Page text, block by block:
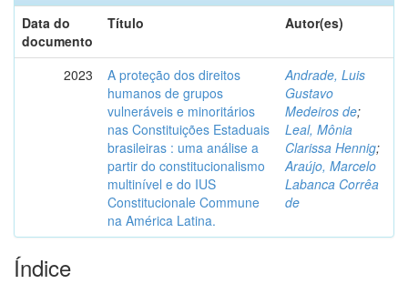
Data do
documento
Título Autor(es)
2023
A proteção dos direitos
humanos de grupos
vulneráveis e minoritários
nas Constituições Estaduais
brasileiras : uma análise a
partir do constitucionalismo
multinível e do IUS
Constitucionale Commune
na América Latina.
Andrade, Luis
Gustavo
Medeiros de;
Leal, Mônia
Clarissa Hennig;
Araújo, Marcelo
Labanca Corrêa
de
Índice